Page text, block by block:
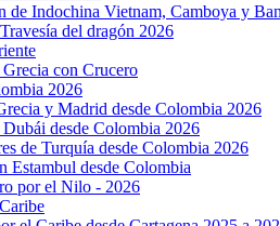
de Indochina Vietnam, Camboya y
del dragón 2026
con Crucero
2026
y Madrid desde Colombia 2026
desde Colombia 2026
de Turquía desde Colombia 2026
Estambul desde Colombia
por el Nilo - 2026